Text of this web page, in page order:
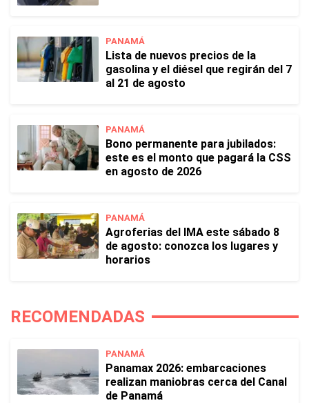
PANAMÁ
Lista de nuevos precios de la
gasolina y el diésel que regirán del 7
al 21 de agosto
PANAMÁ
Bono permanente para jubilados:
este es el monto que pagará la CSS
en agosto de 2026
PANAMÁ
Agroferias del IMA este sábado 8
de agosto: conozca los lugares y
horarios
RECOMENDADAS
PANAMÁ
Panamax 2026: embarcaciones
realizan maniobras cerca del Canal
de Panamá